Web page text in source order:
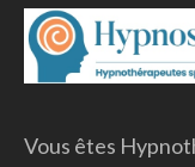
Vous êtes